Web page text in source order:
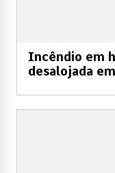
Incêndio em
desalojada